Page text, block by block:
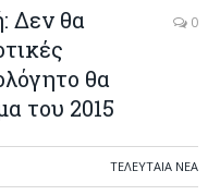
Δεν θα
θα
του 2015
0
ΤΕΛΕΥΤΑΙΑ ΝΕΑ